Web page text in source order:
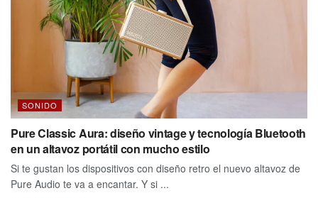
SONIDO
Pure Classic Aura: diseño vintage y tecnología Bluetooth
en un altavoz portátil con mucho estilo
Si te gustan los dispositivos con diseño retro el nuevo altavoz de
Pure Audio te va a encantar. Y si ...